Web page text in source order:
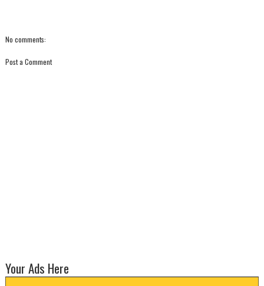
No comments:
Post a Comment
Your Ads Here